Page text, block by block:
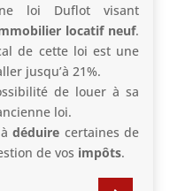
loi Duflot visant
locatif neuf.
de cette loi est une
jusqu’à 21%.
de louer à sa
loi.
àdéduire certaines de
de vos impôts.